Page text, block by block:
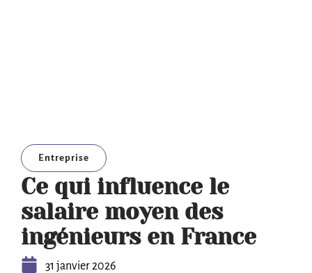
Entreprise
Ce qui influence le
salaire moyen des
ingénieurs en France
31 janvier 2026